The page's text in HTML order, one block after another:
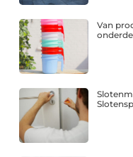
Van